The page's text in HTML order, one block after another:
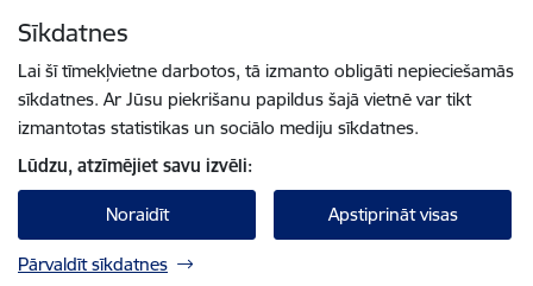
Sīkdatnes
Lai šī tīmekļvietne darbotos, tā izmanto obligāti nepieciešamās
sīkdatnes. Ar Jūsu piekrišanu papildus šajā vietnē var tikt
izmantotas statistikas un sociālo mediju sīkdatnes.
Lūdzu, atzīmējiet savu izvēli:
Noraidīt Apstiprināt visas
Pārvaldīt sīkdatnes